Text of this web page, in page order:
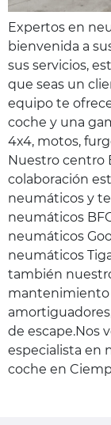
Expertos en
bienvenida a
sus servicios,
que seas un
equipo te
coche y una
4x4, motos,
Nuestro centro
colaboración
neumáticos y
neumáticos
neumáticos
neumáticos
también
mantenimiento
de escape.Nos
especialista en
coche en